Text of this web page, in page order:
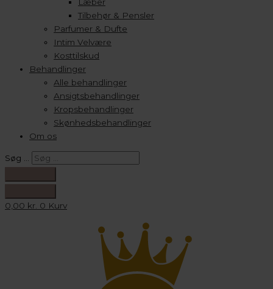
Tilbehør & Pensler
Parfumer & Dufte
Intim Velvære
Kosttilskud
Behandlinger
Alle behandlinger
Ansigtsbehandlinger
Kropsbehandlinger
Skønhedsbehandlinger
Om os
Søg …
0,00 kr. 0 Kurv